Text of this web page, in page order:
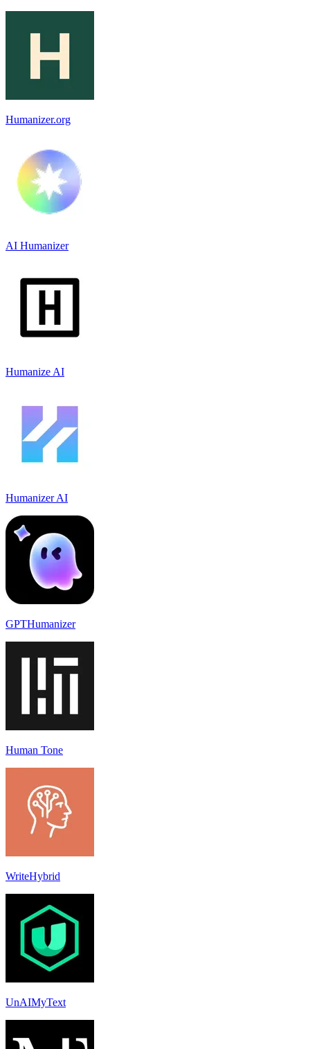
Humanizer.org
AI Humanizer
Humanize AI
Humanizer AI
GPTHumanizer
Human Tone
WriteHybrid
UnAIMyText